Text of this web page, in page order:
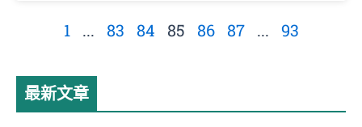
1 ... 83 84 85 86 87 ... 93
最新文章